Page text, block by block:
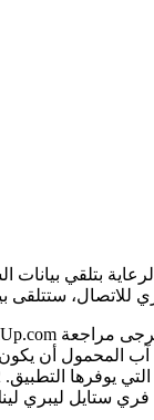
ستتلقى
المحمول أن
ستايل ليبري